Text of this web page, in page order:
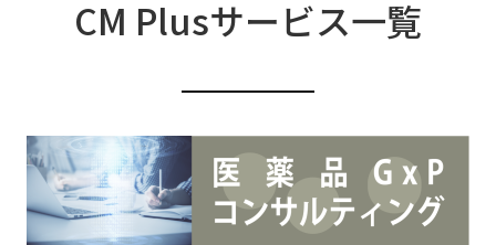
CM Plusサービス一覧